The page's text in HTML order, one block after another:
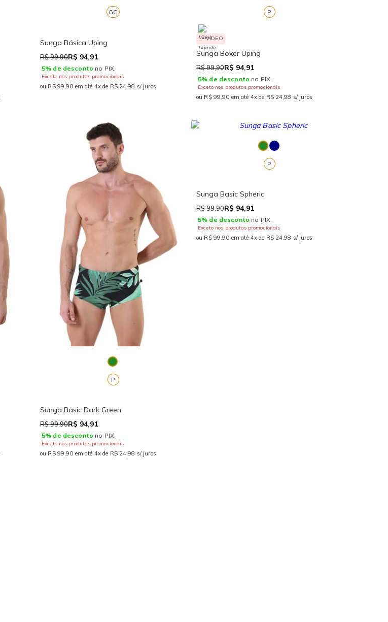
GG
Sunga Básica Uping
R$ 99,90R$ 94,91
5% de desconto no PIX.
Exceto nos produtos promocionais
ou R$ 99,90 em até 4x de R$ 24,98 s/ juros
P
VÍDEO
Sunga Boxer Uping
R$ 99,90R$ 94,91
5% de desconto no PIX.
Exceto nos produtos promocionais
ou R$ 99,90 em até 4x de R$ 24,98 s/ juros
P
Sunga Basic Dark Green
R$ 99,90R$ 94,91
5% de desconto no PIX.
Exceto nos produtos promocionais
ou R$ 99,90 em até 4x de R$ 24,98 s/ juros
P
Sunga Basic Spheric
R$ 99,90R$ 94,91
5% de desconto no PIX.
Exceto nos produtos promocionais
ou R$ 99,90 em até 4x de R$ 24,98 s/ juros